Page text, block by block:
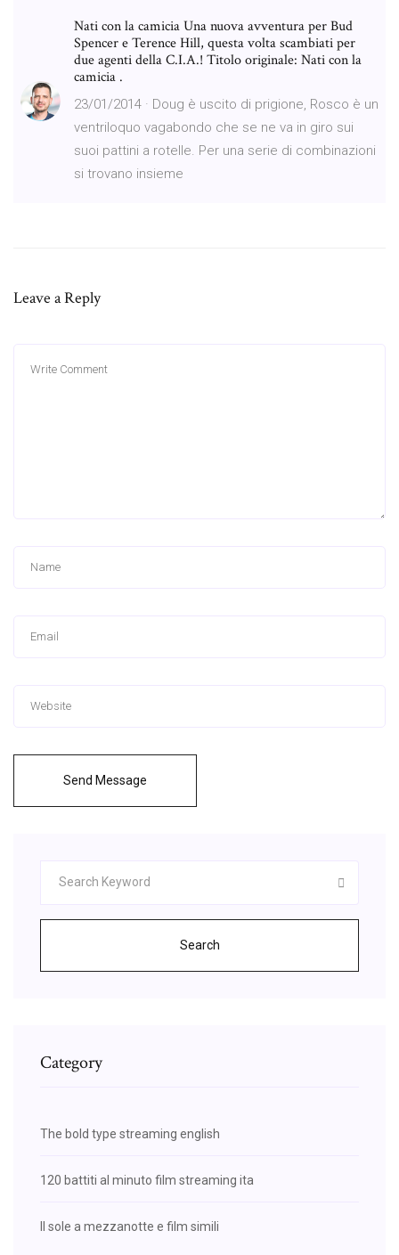
Nati con la camicia Una nuova avventura per Bud
Spencer e Terence Hill, questa volta scambiati per
due agenti della C.I.A.! Titolo originale: Nati con la
camicia .
23/01/2014 · Doug è uscito di prigione, Rosco è un
ventriloquo vagabondo che se ne va in giro sui
suoi pattini a rotelle. Per una serie di combinazioni
si trovano insieme
Leave a Reply
Send Message
Search
Category
The bold type streaming english
120 battiti al minuto film streaming ita
Il sole a mezzanotte e film simili